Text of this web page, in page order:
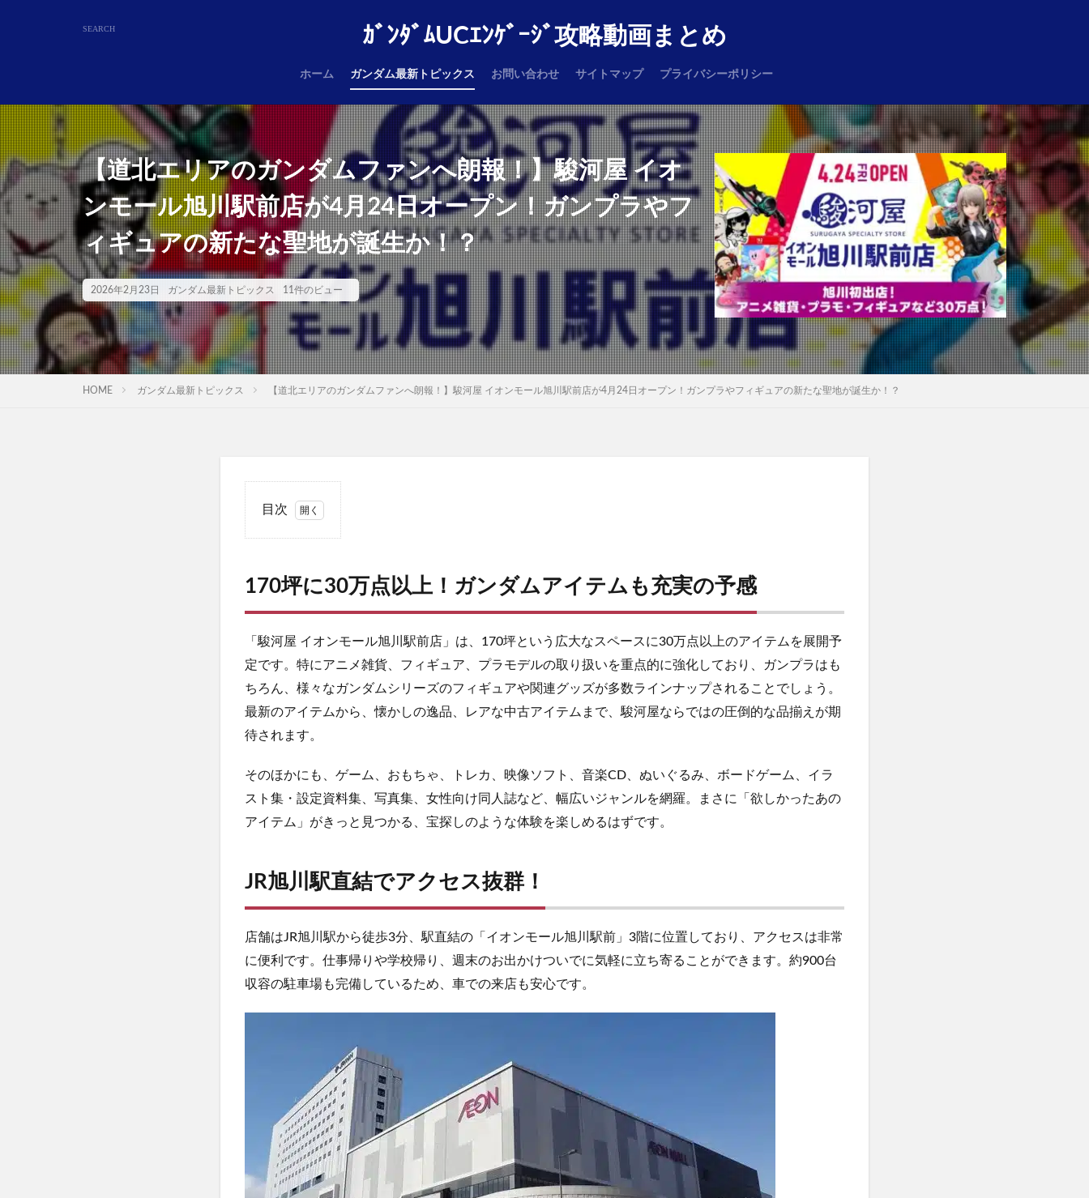
ｶﾞﾝﾀﾞﾑUCｴﾝｹﾞｰｼﾞ攻略動画まとめ
ホーム ガンダム最新トピックス お問い合わせ サイトマップ プライバシーポリシー
【道北エリアのガンダムファンへ朗報！】駿河屋 イオ
ンモール旭川駅前店が4月24日オープン！ガンプラやフ
ィギュアの新たな聖地が誕生か！？
2026年2月23日 ガンダム最新トピックス 11件のビュー
HOME ガンダム最新トピックス 【道北エリアのガンダムファンへ朗報！】駿河屋 イオンモール旭川駅前店が4月24日オープン！ガンプラやフィギュアの新たな聖地が誕生か！？
目次
30
上！
ダム
アイ
テム
も充
実の
2
JR
旭川
アク
セス
抜
先行
買取
ト！
4
オー
170坪に30万点以上！ガンダムアイテムも充実の予感
「駿河屋 イオンモール旭川駅前店」は、170坪という広大なスペースに30万点以上のアイテムを展開予
定です。特にアニメ雑貨、フィギュア、プラモデルの取り扱いを重点的に強化しており、ガンプラはも
ちろん、様々なガンダムシリーズのフィギュアや関連グッズが多数ラインナップされることでしょう。
最新のアイテムから、懐かしの逸品、レアな中古アイテムまで、駿河屋ならではの圧倒的な品揃えが期
待されます。
そのほかにも、ゲーム、おもちゃ、トレカ、映像ソフト、音楽CD、ぬいぐるみ、ボードゲーム、イラ
スト集・設定資料集、写真集、女性向け同人誌など、幅広いジャンルを網羅。まさに「欲しかったあの
アイテム」がきっと見つかる、宝探しのような体験を楽しめるはずです。
JR旭川駅直結でアクセス抜群！
店舗はJR旭川駅から徒歩3分、駅直結の「イオンモール旭川駅前」3階に位置しており、アクセスは非常
に便利です。仕事帰りや学校帰り、週末のお出かけついでに気軽に立ち寄ることができます。約900台
収容の駐車場も完備しているため、車での来店も安心です。